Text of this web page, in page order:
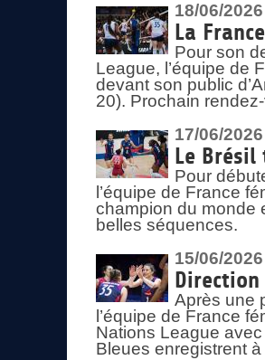
18/06/2026
La
Pour son
League, l’équipe de
devant son public
20). Prochain
17/06/2026
Le
Pour
l’équipe de France
champion du monde
belles séquences.
15/06/2026
Après une
l’équipe de France
Nations League
Bleues enregistrent